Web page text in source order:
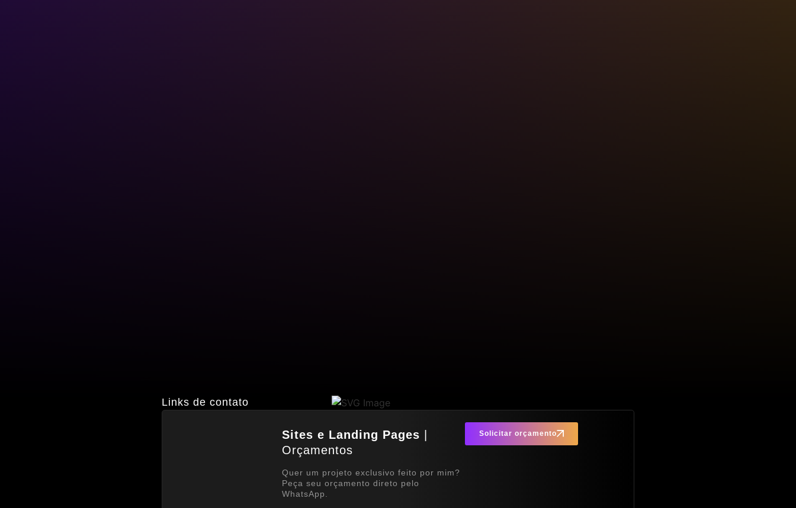
Links de contato
Sites e Landing Pages |
Orçamentos
Quer um projeto exclusivo feito por mim?
Peça seu orçamento direto pelo
WhatsApp.
Solicitar orçamento